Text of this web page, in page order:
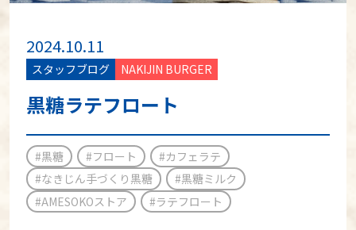
2024.10.11
スタッフブログ NAKIJIN BURGER
黒糖ラテフロート
#黒糖 #フロート
#カフェラテ
#なきじん手づくり黒糖
#黒糖ミルク
#AMESOKOストア
#ラテフロート